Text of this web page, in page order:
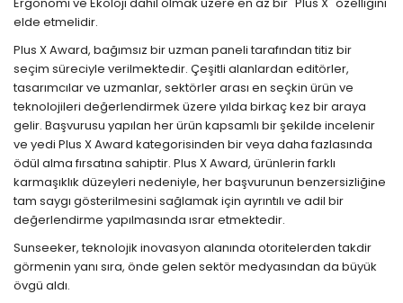
elde etmelidir.
Plus X Award, bağımsız bir uzman paneli tarafından titiz bir
seçim süreciyle verilmektedir. Çeşitli alanlardan editörler,
tasarımcılar ve uzmanlar, sektörler arası en seçkin ürün ve
teknolojileri değerlendirmek üzere yılda birkaç kez bir araya
gelir. Başvurusu yapılan her ürün kapsamlı bir şekilde incelenir
ve yedi Plus X Award kategorisinden bir veya daha fazlasında
ödül alma fırsatına sahiptir. Plus X Award, ürünlerin farklı
karmaşıklık düzeyleri nedeniyle, her başvurunun benzersizliğine
tam saygı gösterilmesini sağlamak için ayrıntılı ve adil bir
değerlendirme yapılmasında ısrar etmektedir.
Sunseeker, teknolojik inovasyon alanında otoritelerden takdir
görmenin yanı sıra, önde gelen sektör medyasından da büyük
övgü aldı.